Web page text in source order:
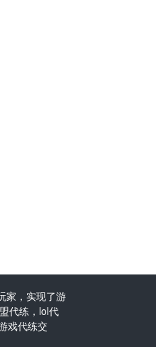
家，实现了游
代练，lol代
戏代练交